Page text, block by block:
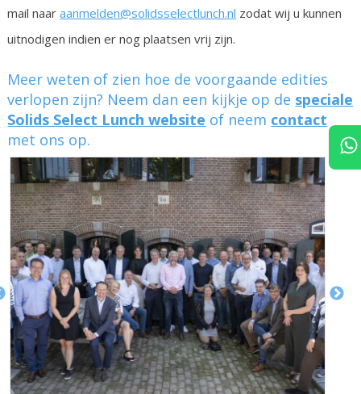
mail naaraanmelden@solidsselectlunch.nl zodat wij u kunnen
uitnodigen indien er nog plaatsen vrij zijn.
Meer weten of zien hoe de voorgaande edities
verlopen zijn? Neem dan een kijkje op de speciale
Solids Select Lunch website of neem contact
met ons op.